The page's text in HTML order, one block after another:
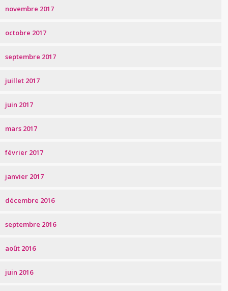
novembre 2017
octobre 2017
septembre 2017
juillet 2017
juin 2017
mars 2017
février 2017
janvier 2017
décembre 2016
septembre 2016
août 2016
juin 2016